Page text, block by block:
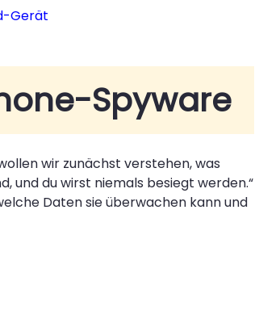
Gerät
Spyware
wir zunächst verstehen, was
und du wirst niemals besiegt werden.“
Daten sie überwachen kann und